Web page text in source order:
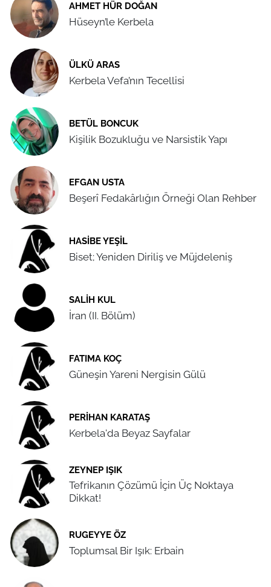
AHMET HÜR DOĞAN
Hüseyn’le Kerbela
ÜLKÜ ARAS
Kerbela Vefa’nın Tecellisi
BETÜL BONCUK
Kişilik Bozukluğu ve Narsistik Yapı
EFGAN USTA
Beşerî Fedakârlığın Örneği Olan Rehber
HASIBE YEŞIL
Biset; Yeniden Diriliş ve Müjdeleniş
SALIH KUL
İran (II. Bölüm)
FATIMA KOÇ
Güneşin Yareni Nergisin Gülü
PERIHAN KARATAŞ
Kerbela'da Beyaz Sayfalar
ZEYNEP IŞIK
Tefrikanın Çözümü İçin Üç Noktaya
Dikkat!
RUGEYYE ÖZ
Toplumsal Bir Işık: Erbain